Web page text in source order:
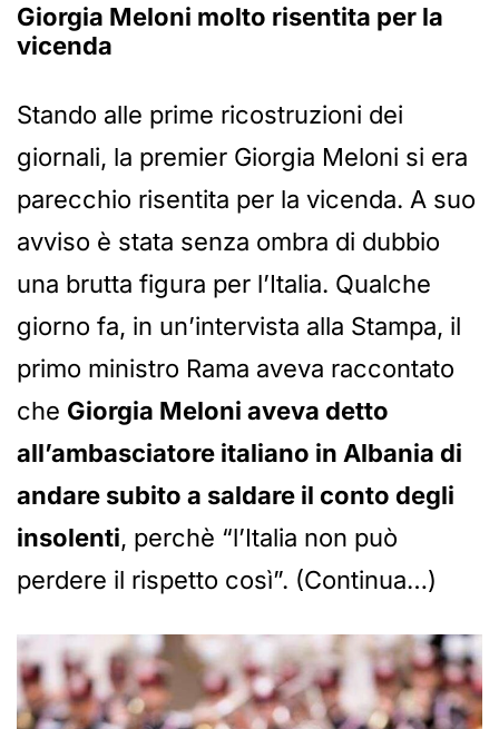
Giorgia Meloni molto risentita per la
vicenda
Stando alle prime ricostruzioni dei
giornali, la premier Giorgia Meloni si era
parecchio risentita per la vicenda. A suo
avviso è stata senza ombra di dubbio
una brutta figura per l’Italia. Qualche
giorno fa, in un’intervista alla Stampa, il
primo ministro Rama aveva raccontato
che Giorgia Meloni aveva detto
all’ambasciatore italiano in Albania di
andare subito a saldare il conto degli
insolenti, perchè “l’Italia non può
perdere il rispetto così”. (Continua…)